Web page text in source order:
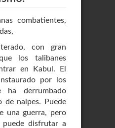
combatientes,
con gran
los talibanes
en Kabul. El
por los
ha derrumbado
de naipes. Puede
una guerra, pero
puede disfrutar a